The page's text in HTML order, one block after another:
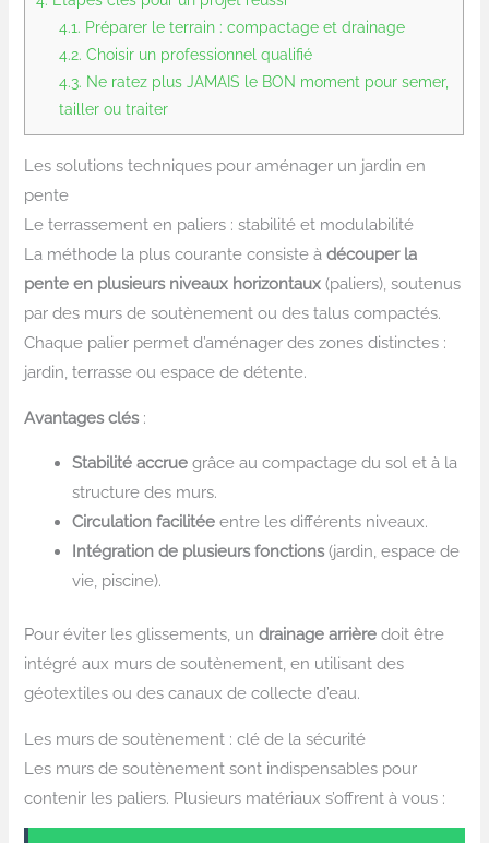
4.1. Préparer le terrain : compactage et drainage
4.2. Choisir un professionnel qualifié
4.3. Ne ratez plus JAMAIS le BON moment pour semer,
tailler ou traiter
Les solutions techniques pour aménager un jardin en
pente
Le terrassement en paliers : stabilité et modulabilité
La méthode la plus courante consiste àdécouper la
pente en plusieurs niveaux horizontaux (paliers), soutenus
par des murs de soutènement ou des talus compactés.
Chaque palier permet d’aménager des zones distinctes :
jardin, terrasse ou espace de détente.
Avantages clés:
Stabilité accrue grâce au compactage du sol et à la
structure des murs.
Circulation facilitée entre les différents niveaux.
Intégration de plusieurs fonctions(jardin, espace de
vie, piscine).
Pour éviter les glissements, undrainage arrière doit être
intégré aux murs de soutènement, en utilisant des
géotextiles ou des canaux de collecte d’eau.
Les murs de soutènement : clé de la sécurité
Les murs de soutènement sont indispensables pour
contenir les paliers. Plusieurs matériaux s’offrent à vous :